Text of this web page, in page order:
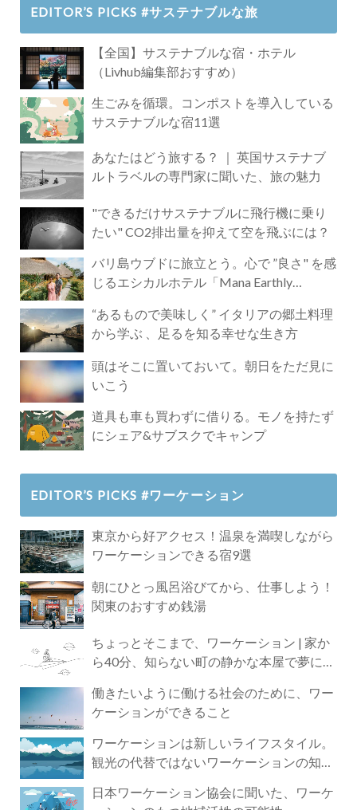
EDITOR’S PICKS #サステナブルな旅
【全国】サステナブルな宿・ホテル
（Livhub編集部おすすめ）
生ごみを循環。コンポストを導入している
サステナブルな宿11選
あなたはどう旅する？ ｜ 英国サステナブ
ルトラベルの専門家に聞いた、旅の魅力
"できるだけサステナブルに飛行機に乗り
たい" CO2排出量を抑えて空を飛ぶには？
バリ島ウブドに旅立とう。心で ”良さ" を感
じるエシカルホテル「Mana Earthly
“あるもので美味しく” イタリアの郷土料理
から学ぶ 、足るを知る幸せな生き方
頭はそこに置いておいて。朝日をただ見に
いこう
道具も車も買わずに借りる。モノを持たず
にシェア&サブスクでキャンプ
EDITOR’S PICKS #ワーケーション
東京から好アクセス！温泉を満喫しながら
ワーケーションできる宿9選
朝にひとっ風呂浴びてから、仕事しよう！
関東のおすすめ銭湯
ちょっとそこまで、ワーケーション | 家か
ら40分、知らない町の静かな本屋で夢に近
働きたいように働ける社会のために、ワー
ケーションができること
ワーケーションは新しいライフスタイル。
観光の代替ではないワーケーションの知ら
日本ワーケーション協会に聞いた、ワーケ